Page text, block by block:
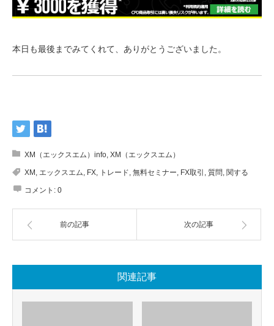
本日も最後までみてくれて、ありがとうございました。
XM（エックスエム）info, XM（エックスエム）
XM , エックスエム, FX, トレード, 無料セミナー, FX取引 , 質問, 関する
コメント: 0
前の記事 次の記事
関連記事